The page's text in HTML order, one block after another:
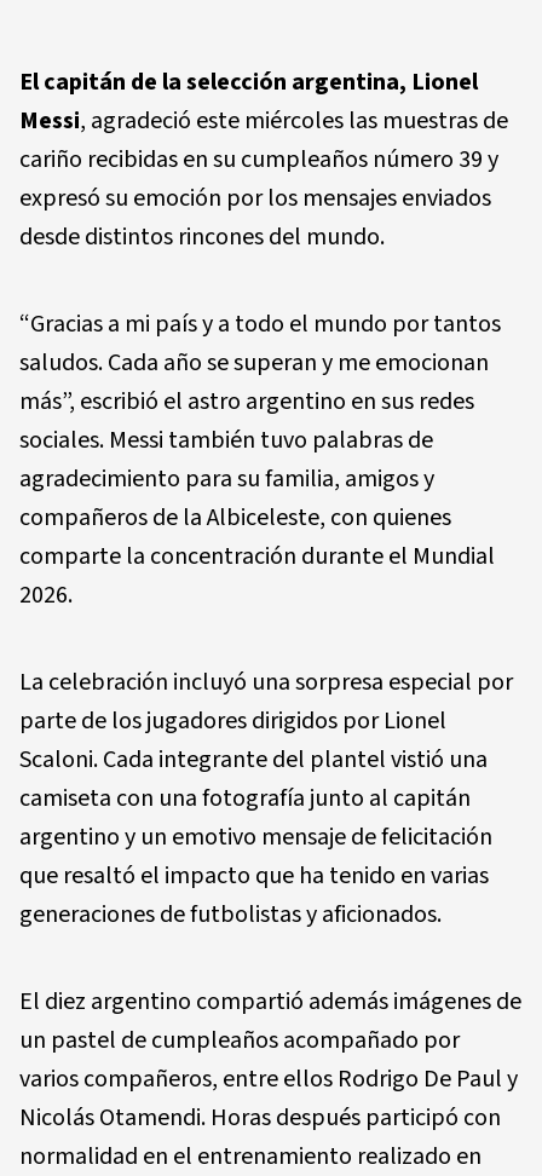
El capitán de la selección argentina, Lionel
Messi, agradeció este miércoles las muestras de
cariño recibidas en su cumpleaños número 39 y
expresó su emoción por los mensajes enviados
desde distintos rincones del mundo.
“Gracias a mi país y a todo el mundo por tantos
saludos. Cada año se superan y me emocionan
más”, escribió el astro argentino en sus redes
sociales. Messi también tuvo palabras de
agradecimiento para su familia, amigos y
compañeros de la Albiceleste, con quienes
comparte la concentración durante el Mundial
2026.
La celebración incluyó una sorpresa especial por
parte de los jugadores dirigidos por Lionel
Scaloni. Cada integrante del plantel vistió una
camiseta con una fotografía junto al capitán
argentino y un emotivo mensaje de felicitación
que resaltó el impacto que ha tenido en varias
generaciones de futbolistas y aficionados.
El diez argentino compartió además imágenes de
un pastel de cumpleaños acompañado por
varios compañeros, entre ellos Rodrigo De Paul y
Nicolás Otamendi. Horas después participó con
normalidad en el entrenamiento realizado en